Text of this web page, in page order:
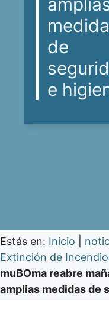
de
e
Estás en: Inicio
Extinción de
muBOma reabre
amplias medidas de